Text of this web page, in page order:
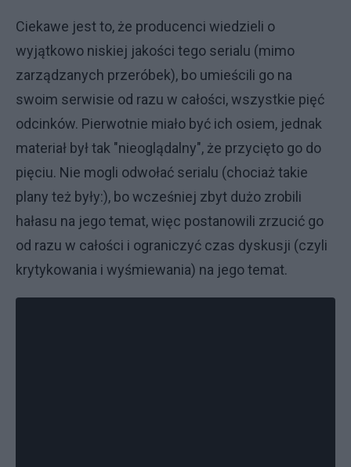
Ciekawe jest to, że producenci wiedzieli o
wyjątkowo niskiej jakości tego serialu (mimo
zarządzanych przeróbek), bo umieścili go na
swoim serwisie od razu w całości, wszystkie pięć
odcinków. Pierwotnie miało być ich osiem, jednak
materiał był tak "nieoglądalny", że przycięto go do
pięciu. Nie mogli odwołać serialu (chociaż takie
plany też były:), bo wcześniej zbyt dużo zrobili
hałasu na jego temat, więc postanowili zrzucić go
od razu w całości i ograniczyć czas dyskusji (czyli
krytykowania i wyśmiewania) na jego temat.